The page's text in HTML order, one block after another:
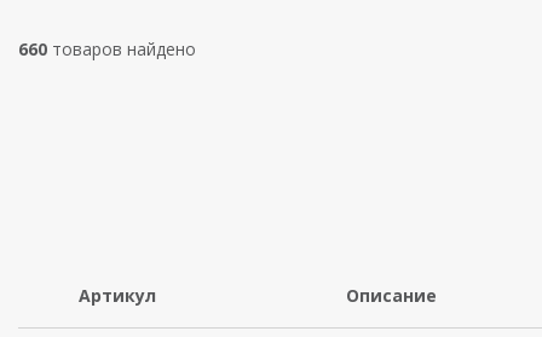
660 товаров найдено
Артикул Описание